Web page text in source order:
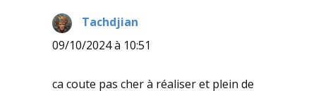
Tachdjian
09/10/2024 à 10:51
ca coute pas cher à réaliser et plein de